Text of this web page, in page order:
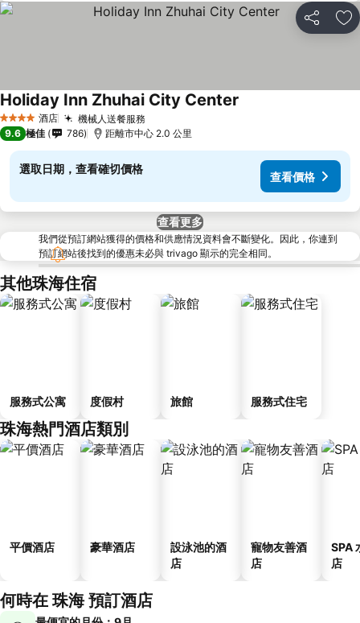
分享 放
4 星級 酒店 機械人送餐服務
Holiday Inn Zhuhai City Center
9.6 極佳 786 距離市中心 2.0 公里
選取日期，查看確切價格
查看價格
查看更多
我們從預訂網站獲得的價格和供應情況資料會不斷變化。因此，你連到
預訂網站後找到的優惠未必與 trivago 顯示的完全相同。
其他珠海住宿
服務式公寓 度假村 旅館 服務式住宅
珠海熱門酒店類別
平價酒店 豪華酒店
設泳池的酒
店
寵物友善酒
店
SPA
店
何時在 珠海 預訂酒店